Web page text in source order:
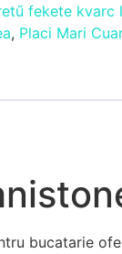
fekete kvarc
, Placi Mari
bucatarie